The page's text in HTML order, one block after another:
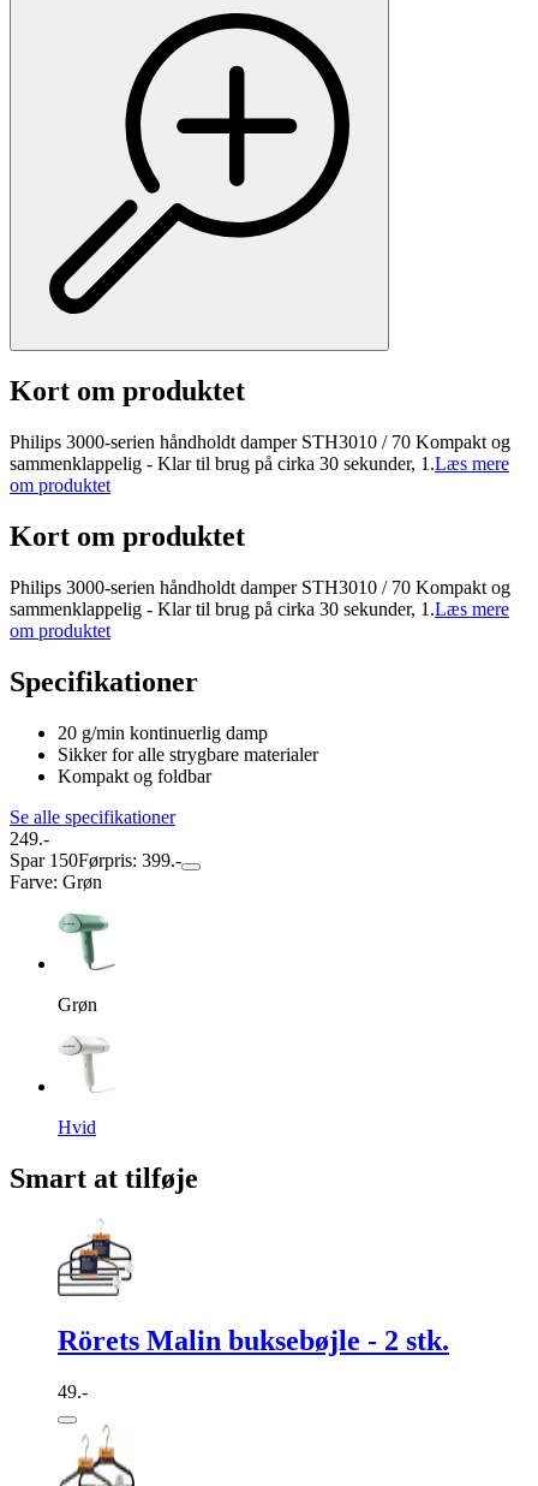
Kort om produktet
Philips 3000-serien håndholdt damper STH3010 / 70 Kompakt og
sammenklappelig - Klar til brug på cirka 30 sekunder, 1.Læs mere
om produktet
Kort om produktet
Philips 3000-serien håndholdt damper STH3010 / 70 Kompakt og
sammenklappelig - Klar til brug på cirka 30 sekunder, 1.Læs mere
om produktet
Specifikationer
20 g/min kontinuerlig damp
Sikker for alle strygbare materialer
Kompakt og foldbar
Se alle specifikationer
249.-
Spar 150Førpris: 399.-
Farve: Grøn
Grøn
Hvid
Smart at tilføje
Rörets Malin buksebøjle - 2 stk.
49.-